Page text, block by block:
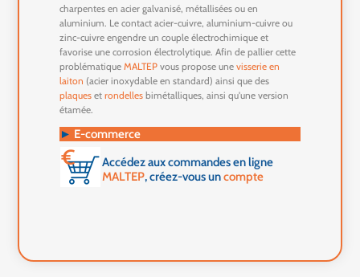
charpentes en acier galvanisé, métallisées ou en
aluminium. Le contact acier-cuivre, aluminium-cuivre ou
zinc-cuivre engendre un couple électrochimique et
favorise une corrosion électrolytique. Afin de pallier cette
problématiqueMALTEP vous propose unevisserie en
laiton (acier inoxydable en standard) ainsi que des
plaques etrondelles bimétalliques, ainsi qu'une version
étamée.
► E-commerce
Accédez aux commandes en ligne
MALTEP, créez-vous uncompte